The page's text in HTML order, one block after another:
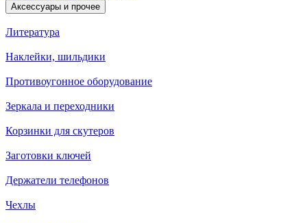
Аксессуары и прочее
Литература
Наклейки, шильдики
Противоугонное оборудование
Зеркала и переходники
Корзинки для скутеров
Заготовки ключей
Держатели телефонов
Чехлы